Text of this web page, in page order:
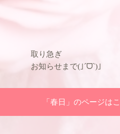
取り急ぎ
お知らせまで(｣´ᗜ`)｣
「春日」のページは